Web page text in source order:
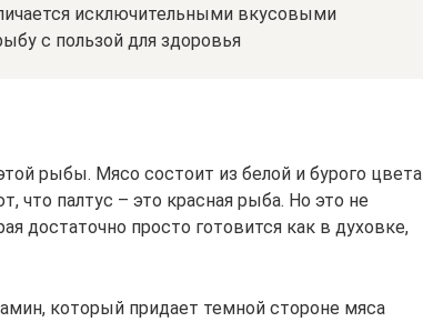
исключительными вкусовыми
с пользой для здоровья
рыбы. Мясо состоит из белой и бурого цвета
что палтус – это красная рыба. Но это не
достаточно просто готовится как в духовке,
который придает темной стороне мяса